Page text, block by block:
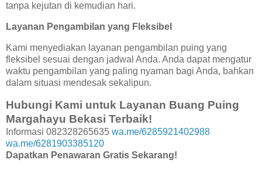
tanpa kejutan di kemudian hari.
Layanan Pengambilan yang Fleksibel
Kami menyediakan layanan pengambilan puing yang
fleksibel sesuai dengan jadwal Anda. Anda dapat mengatur
waktu pengambilan yang paling nyaman bagi Anda, bahkan
dalam situasi mendesak sekalipun.
Hubungi Kami untuk Layanan Buang Puing
Margahayu Bekasi Terbaik!
Informasi 082328265635 wa.me/6285921402988
wa.me/6281903385120
Dapatkan Penawaran Gratis Sekarang!